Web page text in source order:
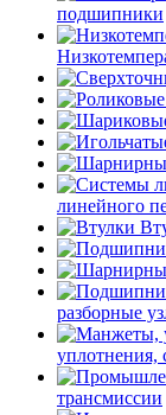
подшипники
линейного
разборные
уплотнения,
трансмиссии